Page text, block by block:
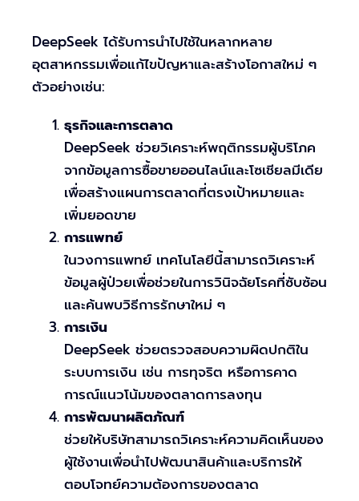
DeepSeek ได้รับการนำไปใช้ในหลากหลาย
อุตสาหกรรมเพื่อแก้ไขปัญหาและสร้างโอกาสใหม่ ๆ
ตัวอย่างเช่น:
ธุรกิจและการตลาด
DeepSeek ช่วยวิเคราะห์พฤติกรรมผู้บริโภค
จากข้อมูลการซื้อขายออนไลน์และโซเชียลมีเดีย
เพื่อสร้างแผนการตลาดที่ตรงเป้าหมายและ
เพิ่มยอดขาย
การแพทย์
ในวงการแพทย์ เทคโนโลยีนี้สามารถวิเคราะห์
ข้อมูลผู้ป่วยเพื่อช่วยในการวินิจฉัยโรคที่ซับซ้อน
และค้นพบวิธีการรักษาใหม่ ๆ
การเงิน
DeepSeek ช่วยตรวจสอบความผิดปกติใน
ระบบการเงิน เช่น การทุจริต หรือการคาด
การณ์แนวโน้มของตลาดการลงทุน
การพัฒนาผลิตภัณฑ์
ช่วยให้บริษัทสามารถวิเคราะห์ความคิดเห็นของ
ผู้ใช้งานเพื่อนำไปพัฒนาสินค้าและบริการให้
ตอบโจทย์ความต้องการของตลาด